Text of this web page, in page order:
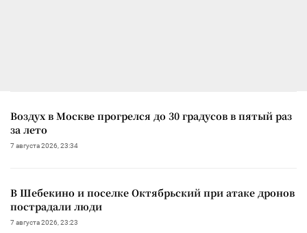
Воздух в Москве прогрелся до 30 градусов в пятый раз
за лето
7 августа 2026, 23:34
В Шебекино и поселке Октябрьский при атаке дронов
пострадали люди
7 августа 2026, 23:23